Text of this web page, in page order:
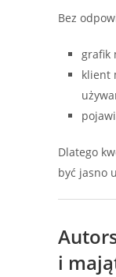
Bez
grafik
klient
Dlatego
być jasno
i